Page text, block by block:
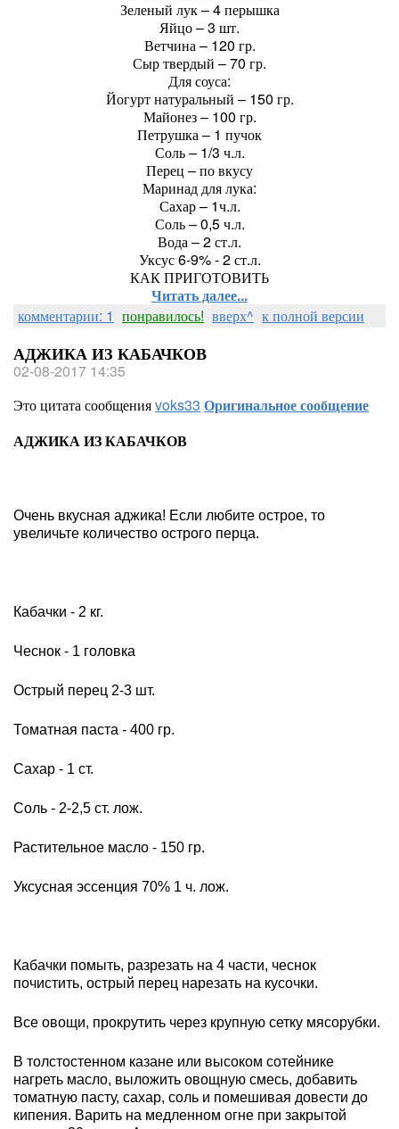
Зеленый лук – 4 перышка
Яйцо – 3 шт.
Ветчина – 120 гр.
Сыр твердый – 70 гр.
Для соуса:
Йогурт натуральный – 150 гр.
Майонез – 100 гр.
Петрушка – 1 пучок
Соль – 1/3 ч.л.
Перец – по вкусу
Маринад для лука:
Сахар – 1ч.л.
Соль – 0,5 ч.л.
Вода – 2 ст.л.
Уксус 6-9% - 2 ст.л.
КАК ПРИГОТОВИТЬ
Читать далее...
комментарии: 1 понравилось! вверх^ к полной версии
АДЖИКА ИЗ КАБАЧКОВ
02-08-2017 14:35
Это цитата сообщенияvoks33 Оригинальное сообщение
АДЖИКА ИЗ КАБАЧКОВ
Очень вкусная аджика! Если любите острое, то
увеличьте количество острого перца.
Кабачки - 2 кг.
Чеснок - 1 головка
Острый перец 2-3 шт.
Томатная паста - 400 гр.
Сахар - 1 ст.
Соль - 2-2,5 ст. лож.
Растительное масло - 150 гр.
Уксусная эссенция 70% 1 ч. лож.
Кабачки помыть, разрезать на 4 части, чеснок
почистить, острый перец нарезать на кусочки.
Все овощи, прокрутить через крупную сетку мясорубки.
В толстостенном казане или высоком сотейнике
нагреть масло, выложить овощную смесь, добавить
томатную пасту, сахар, соль и помешивая довести до
кипения. Варить на медленном огне при закрытой